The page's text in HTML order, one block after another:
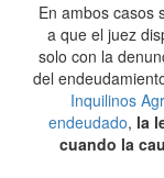
En ambos casos
a que el juez
solo con la
del
Inquilinos
endeudado, la
cuando la